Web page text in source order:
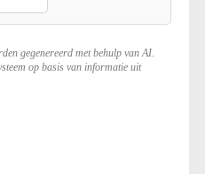
gegenereerd met behulp van AI.
op basis van informatie uit